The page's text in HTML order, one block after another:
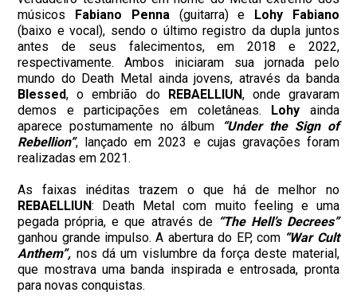
músicos Fabiano Penna(guitarra) e Lohy Fabiano
(baixo e vocal), sendo o último registro da dupla juntos
antes de seus falecimentos, em 2018 e 2022,
respectivamente. Ambos iniciaram sua jornada pelo
mundo do Death Metal ainda jovens, através da banda
Blessed, o embrião do REBAELLIUN, onde gravaram
demos e participações em coletâneas. Lohy ainda
aparece postumamente no álbum
“Under the Sign of
Rebellion”, lançado em 2023 e cujas gravações foram
realizadas em 2021.
As faixas inéditas trazem o que há de melhor no
REBAELLIUN: Death Metal com muito feeling e uma
pegada própria, e que através de “The Hell’s Decrees”
ganhou grande impulso. A abertura do EP, com “War Cult
Anthem”, nos dá um vislumbre da força deste material,
que mostrava uma banda inspirada e entrosada, pronta
para novas conquistas.